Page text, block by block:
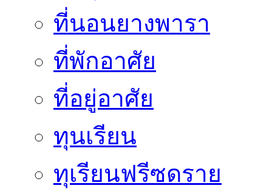
ที่นอนยางพารา
ที่พักอาศัย
ที่อยู่อาศัย
ทุนเรียน
ทุเรียนฟรีซดราย